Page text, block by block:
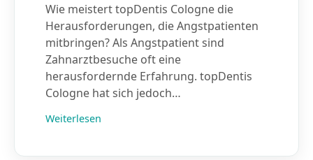
Wie meistert topDentis Cologne die
Herausforderungen, die Angstpatienten
mitbringen? Als Angstpatient sind
Zahnarztbesuche oft eine
herausfordernde Erfahrung. topDentis
Cologne hat sich jedoch…
Weiterlesen